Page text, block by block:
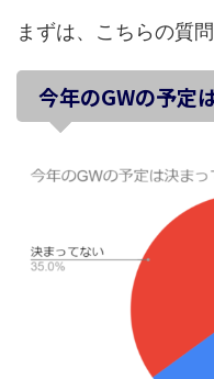
まずは、こちらの質問
今年のGWの予定